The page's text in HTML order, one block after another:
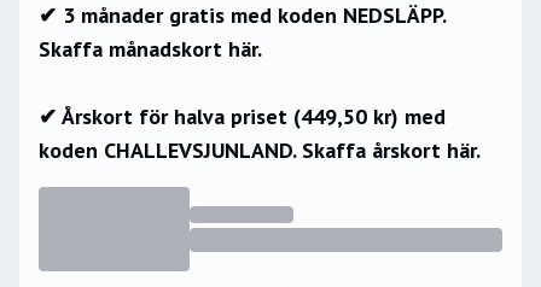
✔ 3 månader gratis med koden NEDSLÄPP.
Skaffa månadskort här.
✔ Årskort för halva priset (449,50 kr) med
koden CHALLEVSJUNLAND. Skaffa årskort här.